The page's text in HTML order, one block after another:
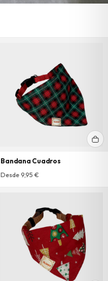
Bandana Cuadros
Desde 9,95 €